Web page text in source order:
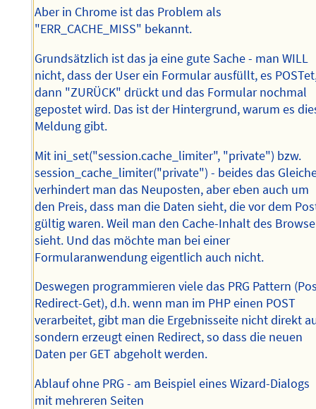
Aber in Chrome ist das Problem als
"ERR_CACHE_MISS" bekannt.
Grundsätzlich ist das ja eine gute Sache - man WILL
nicht, dass der User ein Formular ausfüllt, es
dann "ZURÜCK" drückt und das Formular nochmal
gepostet wird. Das ist der Hintergrund, warum es
Meldung gibt.
Mit ini_set("session.cache_limiter", "private") bzw.
session_cache_limiter("private") - beides das
verhindert man das Neuposten, aber eben auch um
den Preis, dass man die Daten sieht, die vor dem
gültig waren. Weil man den Cache-Inhalt des
sieht. Und das möchte man bei einer
Formularanwendung eigentlich auch nicht.
Deswegen programmieren viele das PRG Pattern
Redirect-Get), d.h. wenn man im PHP einen POST
verarbeitet, gibt man die Ergebnisseite nicht direkt
sondern erzeugt einen Redirect, so dass die neuen
Daten per GET abgeholt werden.
Ablauf ohne PRG - am Beispiel eines Wizard-Dialogs
mit mehreren Seiten